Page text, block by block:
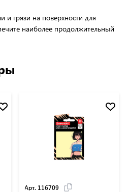
и грязи на поверхности для
наиболее продолжительный
Арт. 116709